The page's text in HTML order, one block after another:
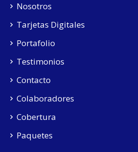
Nosotros
Tarjetas Digitales
Portafolio
Testimonios
Contacto
Colaboradores
Cobertura
Paquetes